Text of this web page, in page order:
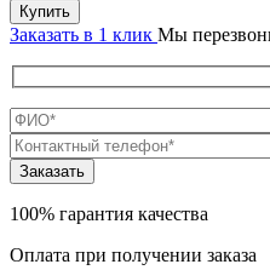
Купить
Заказать в 1 клик Мы
100% гарантия качества
Оплата при получении заказа